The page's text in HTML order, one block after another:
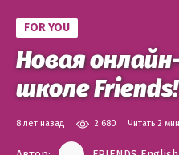
FOR YOU
Новая
школе Friends!
8 лет назад 2 680 Читать 2